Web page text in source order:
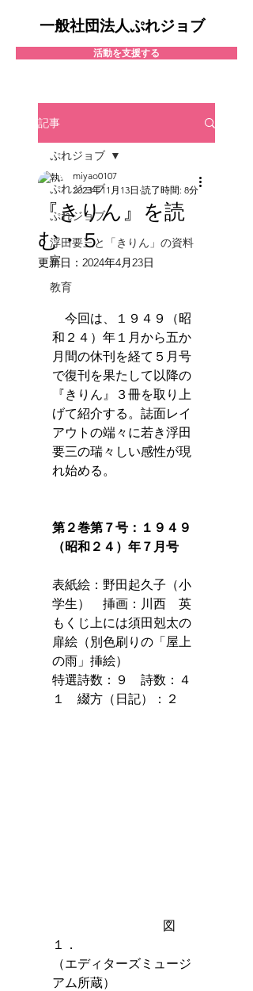
活動を支援する
一般社団法人ぷれジョブ
記事
ぷれジョブ
ぷれジョブ
浮田要三と「きりん」の資料
室
教育
ぷれジョブ
『きりん』を読
む・５
miyao0107
2023年11月13日 読了時間: 8分
更新日： 2024年4月23日
今回は、１９４９（昭
和２４）年１月から五か
月間の休刊を経て５月号
で復刊を果たして以降の
『きりん』３冊を取り上
げて紹介する。誌面レイ
アウトの端々に若き浮田
要三の瑞々しい感性が現
れ始める。
第２巻第７号：１９４９
（昭和２４）年７月号
表紙絵：野田起久子（小
学生）　挿画：川西　英
もくじ上には須田剋太の
扉絵（別色刷りの「屋上
の雨」挿絵）
特選詩数：９　詩数：４
１　綴方（日記）：２
図
１．
（エディターズミュージ
アム所蔵）